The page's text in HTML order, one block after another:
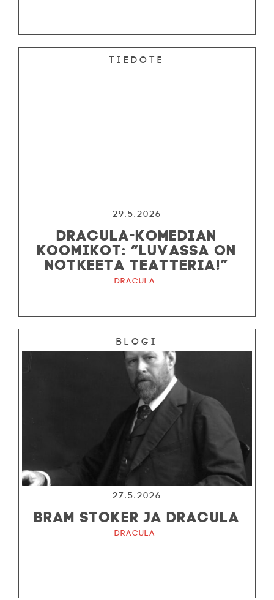
Tiedote
29.5.2026
DRACULA-KOMEDIAN
KOOMIKOT: ”LUVASSA ON
NOTKEETA TEATTERIA!”
Dracula
Blogi
27.5.2026
BRAM STOKER JA DRACULA
Dracula